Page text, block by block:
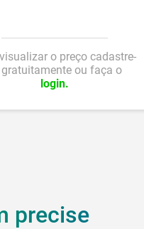
o preço cadastre-
gratuitamente ou faça o
login.
precise